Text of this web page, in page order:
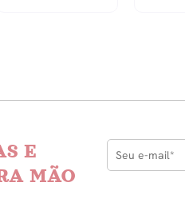
E
MÃO